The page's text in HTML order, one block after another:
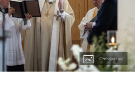
Christian Lau/